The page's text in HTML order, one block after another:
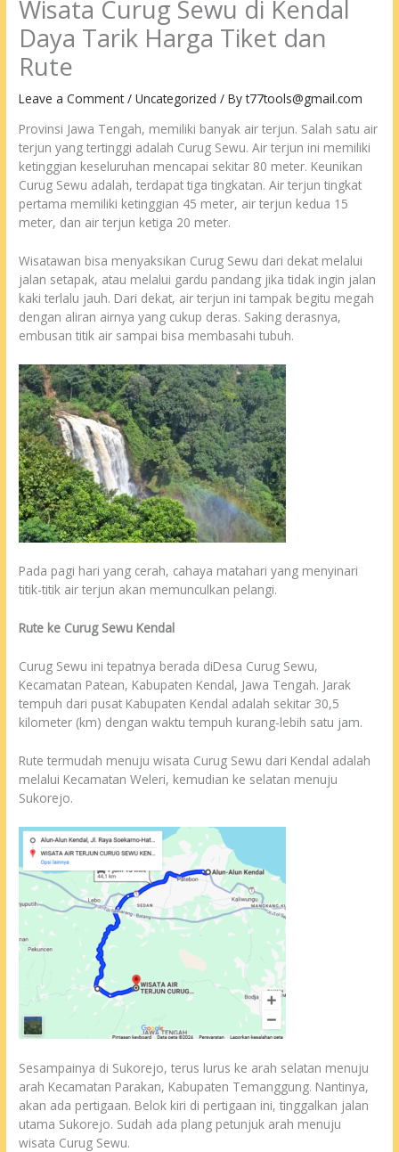
Wisata Curug Sewu di Kendal
Daya Tarik Harga Tiket dan
Rute
Leave a Comment /Uncategorized / Byt77tools@gmail.com
Provinsi Jawa Tengah, memiliki banyak air terjun. Salah satu air
terjun yang tertinggi adalah Curug Sewu. Air terjun ini memiliki
ketinggian keseluruhan mencapai sekitar 80 meter. Keunikan
Curug Sewu adalah, terdapat tiga tingkatan. Air terjun tingkat
pertama memiliki ketinggian 45 meter, air terjun kedua 15
meter, dan air terjun ketiga 20 meter.
Wisatawan bisa menyaksikan Curug Sewu dari dekat melalui
jalan setapak, atau melalui gardu pandang jika tidak ingin jalan
kaki terlalu jauh. Dari dekat, air terjun ini tampak begitu megah
dengan aliran airnya yang cukup deras. Saking derasnya,
embusan titik air sampai bisa membasahi tubuh.
Pada pagi hari yang cerah, cahaya matahari yang menyinari
titik-titik air terjun akan memunculkan pelangi.
Rute ke Curug Sewu Kendal
Curug Sewu ini tepatnya berada diDesa Curug Sewu,
Kecamatan Patean, Kabupaten Kendal, Jawa Tengah. Jarak
tempuh dari pusat Kabupaten Kendal adalah sekitar 30,5
kilometer (km) dengan waktu tempuh kurang-lebih satu jam.
Rute termudah menuju wisata Curug Sewu dari Kendal adalah
melalui Kecamatan Weleri, kemudian ke selatan menuju
Sukorejo.
Sesampainya di Sukorejo, terus lurus ke arah selatan menuju
arah Kecamatan Parakan, Kabupaten Temanggung. Nantinya,
akan ada pertigaan. Belok kiri di pertigaan ini, tinggalkan jalan
utama Sukorejo. Sudah ada plang petunjuk arah menuju
wisata Curug Sewu.